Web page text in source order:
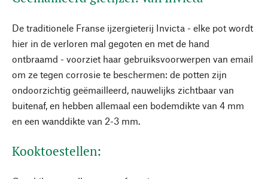
De traditionele Franse ijzergieterij Invicta - elke pot wordt
hier in de verloren mal gegoten en met de hand
ontbraamd - voorziet haar gebruiksvoorwerpen van email
om ze tegen corrosie te beschermen: de potten zijn
ondoorzichtig geëmailleerd, nauwelijks zichtbaar van
buitenaf, en hebben allemaal een bodemdikte van 4 mm
en een wanddikte van 2-3 mm.
Kooktoestellen: